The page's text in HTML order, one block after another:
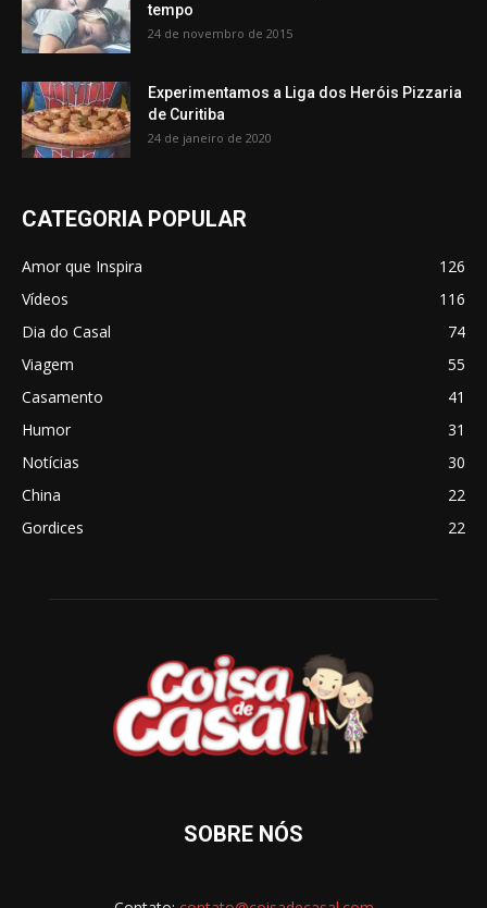
tempo
24 de novembro de 2015
Experimentamos a Liga dos Heróis Pizzaria
de Curitiba
24 de janeiro de 2020
CATEGORIA POPULAR
Amor que Inspira
126
Vídeos
116
Dia do Casal
74
Viagem
55
Casamento
41
Humor
31
Notícias
30
China
22
Gordices
22
SOBRE NÓS